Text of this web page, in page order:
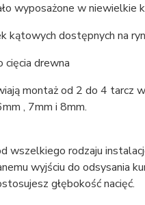
wyposażone w niewielkie
kątowych dostępnych na
cięcia drewna
montaż od 2 do 4 tarcz
, 7mm i 8mm.
rodzaju
wyjściu do odsysania
głębokość nacięć.